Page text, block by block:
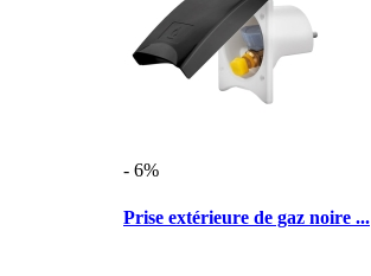
- 6%
Prise extérieure de gaz noire ...